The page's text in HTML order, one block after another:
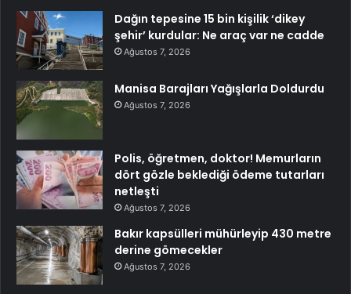
Dağın tepesine 15 bin kişilik ‘dikey
şehir’ kurdular: Ne araç var ne cadde
Ağustos 7, 2026
Manisa Barajları Yağışlarla Doldurdu
Ağustos 7, 2026
Polis, öğretmen, doktor! Memurların
dört gözle beklediği ödeme tutarları
netleşti
Ağustos 7, 2026
Bakır kapsülleri mühürleyip 430 metre
derine gömecekler
Ağustos 7, 2026